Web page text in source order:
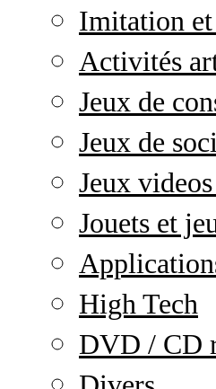
Imitation
Activités
Jeux de
Jeux de
Jeux
Jouets et
High Tech
DVD / CD